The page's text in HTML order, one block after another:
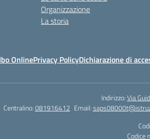
Organizzazione
La storia
OnlinePrivacy PolicyDichiarazione di
Indirizzo:Via
Centralino:081916412 Email:
Codice